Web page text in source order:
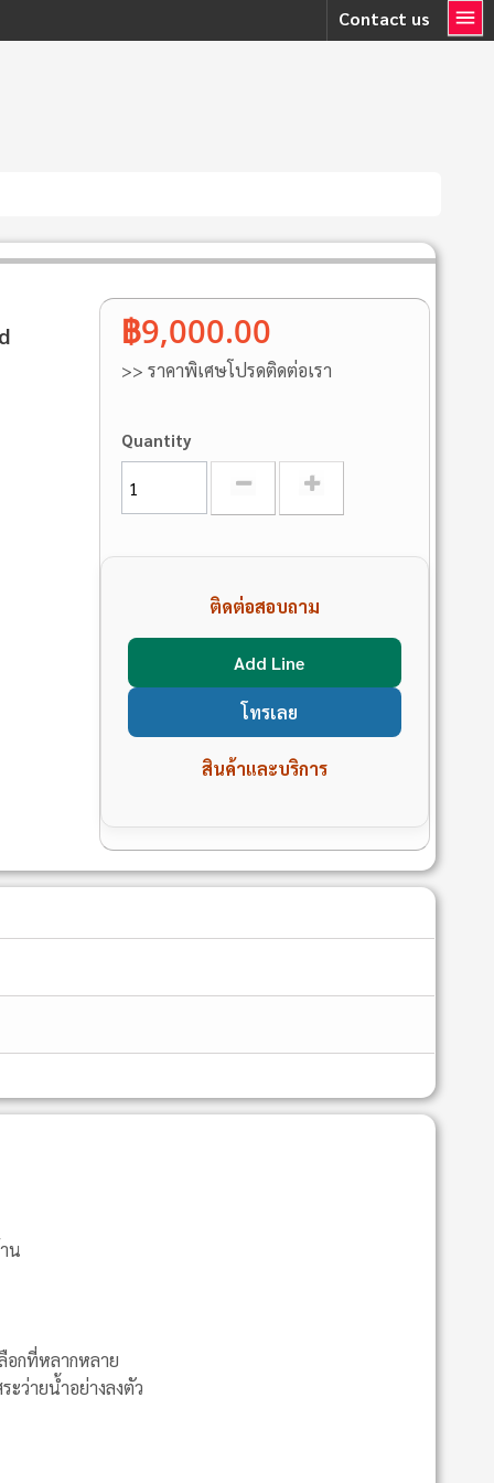
Contact us
฿9,000.00
>> ราคาพิเศษโปรดติดต่อเรา
Quantity
ติดต่อสอบถาม
Add Line
โทรเลย
สินค้าและบริการ
น
อกที่หลากหลาย
ว่ายน้ำอย่างลงตัว